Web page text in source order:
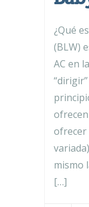
¿Qué
(BLW)
AC en
ofrecer
mismo
[…]